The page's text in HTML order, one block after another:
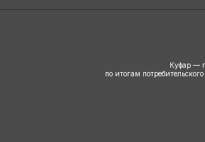
Куфар —
по итогам